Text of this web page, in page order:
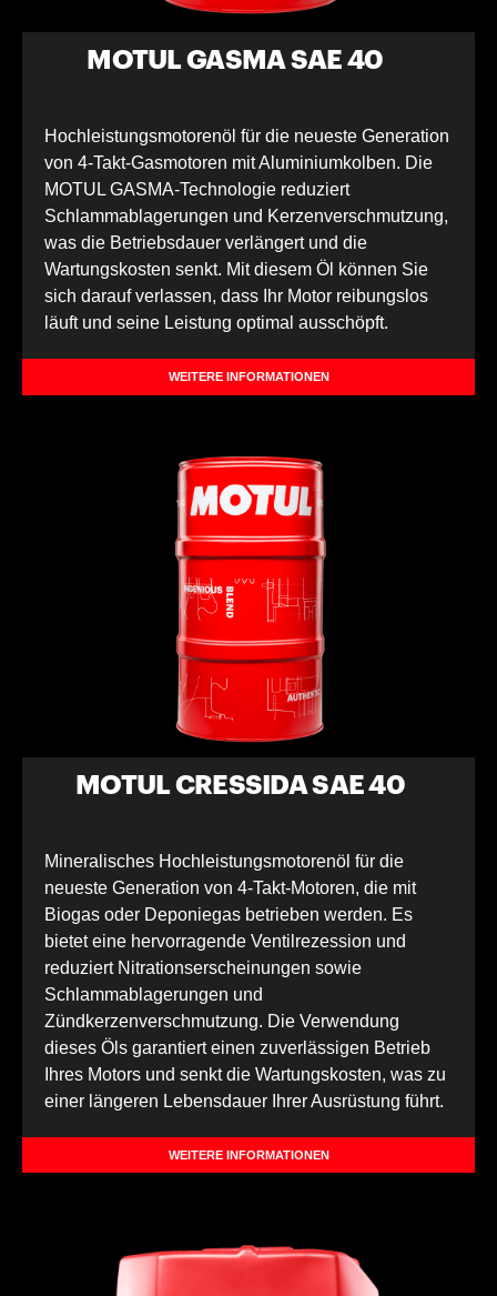
MOTUL GASMA SAE 40
Hochleistungsmotorenöl für die neueste Generation
von 4-Takt-Gasmotoren mit Aluminiumkolben. Die
MOTUL GASMA-Technologie reduziert
Schlammablagerungen und Kerzenverschmutzung,
was die Betriebsdauer verlängert und die
Wartungskosten senkt. Mit diesem Öl können Sie
sich darauf verlassen, dass Ihr Motor reibungslos
läuft und seine Leistung optimal ausschöpft.
WEITERE INFORMATIONEN
MOTUL CRESSIDA SAE 40
Mineralisches Hochleistungsmotorenöl für die
neueste Generation von 4-Takt-Motoren, die mit
Biogas oder Deponiegas betrieben werden. Es
bietet eine hervorragende Ventilrezession und
reduziert Nitrationserscheinungen sowie
Schlammablagerungen und
Zündkerzenverschmutzung. Die Verwendung
dieses Öls garantiert einen zuverlässigen Betrieb
Ihres Motors und senkt die Wartungskosten, was zu
einer längeren Lebensdauer Ihrer Ausrüstung führt.
WEITERE INFORMATIONEN